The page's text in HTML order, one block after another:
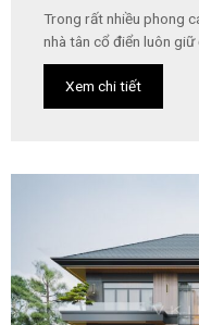
Trong rất nhiều phong
nhà tân cổ điển luôn giữ
Xem chi tiết